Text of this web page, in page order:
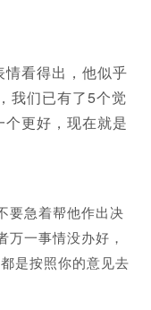
看得出，他似乎
我们已有了5个觉
更好，现在就是
要急着帮他作出决
万一事情没办好，
是按照你的意见去